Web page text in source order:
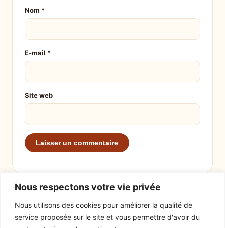
Nous respectons votre vie privée
Nous utilisons des cookies pour améliorer la qualité de
service proposée sur le site et vous permettre d'avoir du
Nom *
E-mail *
Site web